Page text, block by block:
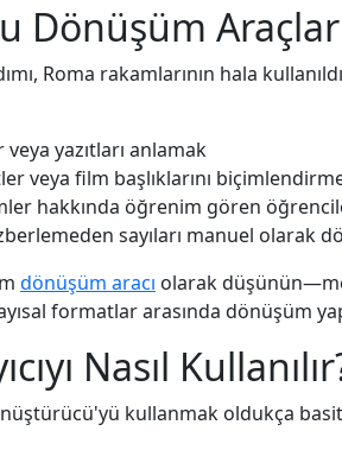
Dönüşüm
Roma rakamlarının hala
yazıtları anlamak
veya film başlıklarını
hakkında öğrenim gören
sayıları manuel olarak
dönüşüm aracı olarak
formatlar arasında dönüşüm
Nasıl
kullanmak oldukça